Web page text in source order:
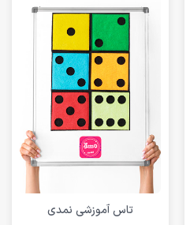
تاس آموزشی نمدی